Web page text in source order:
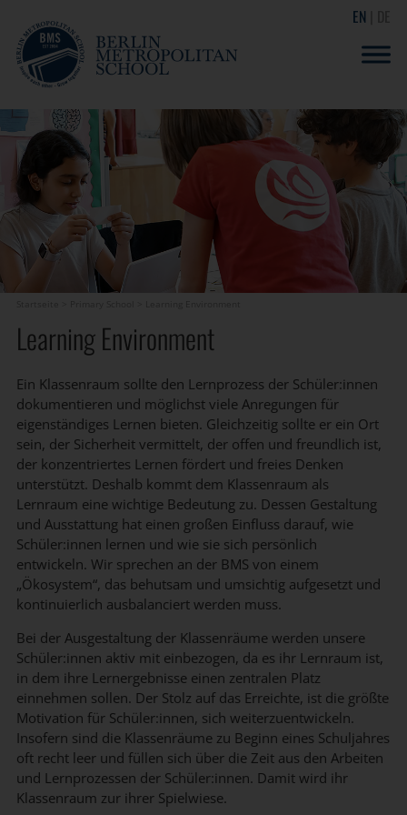
EN
Learning Environment
Ein Klassenraum sollte den Lernprozess der Schüler:innen
dokumentieren und möglichst viele Anregungen für
eigenständiges Lernen bieten. Gleichzeitig sollte er ein Ort
sein, der Sicherheit vermittelt, der offen und freundlich ist,
der konzentriertes Lernen fördert und freies Denken
unterstützt. Deshalb kommt dem Klassenraum als
Lernraum eine wichtige Bedeutung zu. Dessen Gestaltung
und Ausstattung hat einen großen Einfluss darauf, wie
Schüler:innen lernen und wie sie sich persönlich
entwickeln. Wir sprechen an der BMS von einem
„Ökosystem“, das behutsam und umsichtig aufgesetzt und
kontinuierlich ausbalanciert werden muss.
Bei der Ausgestaltung der Klassenräume werden unsere
Schüler:innen aktiv mit einbezogen, da es ihr Lernraum ist,
in dem ihre Lernergebnisse einen zentralen Platz
einnehmen sollen. Der Stolz auf das Erreichte, ist die größte
Motivation für Schüler:innen, sich weiterzuentwickeln.
Insofern sind die Klassenräume zu Beginn eines Schuljahres
oft recht leer und füllen sich über die Zeit aus den Arbeiten
und Lernprozessen der Schüler:innen. Damit wird ihr
Klassenraum zur ihrer Spielwiese.